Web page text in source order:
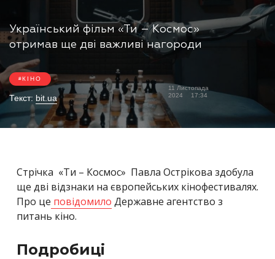
Український фільм «Ти – Космос»
отримав ще дві важливі нагороди
КІНО
Текст: bit.ua
11 Листопада
2024
17:34
Стрічка «Ти – Космос» Павла Острікова здобула
ще дві відзнаки на європейських кінофестивалях.
Про це повідомило Державне агентство з
питань кіно.
Подробиці